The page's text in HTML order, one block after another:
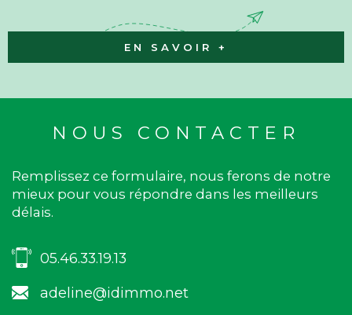
EN SAVOIR +
NOUS CONTACTER
Remplissez ce formulaire, nous ferons de notre
mieux pour vous répondre dans les meilleurs
délais.
05.46.33.19.13
adeline@idimmo.net